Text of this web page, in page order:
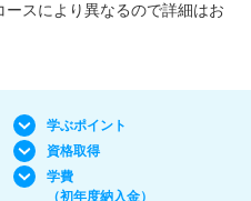
スにより異なるので詳細はお
学ぶポイント
資格取得
学費
（初年度納入金）